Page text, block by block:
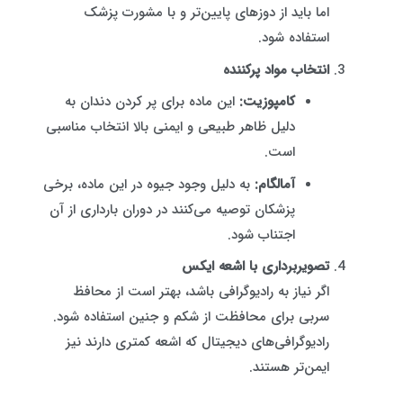
اما باید از دوزهای پایین‌تر و با مشورت پزشک
استفاده شود.
انتخاب مواد پرکننده
کامپوزیت: این ماده برای پر کردن دندان به
دلیل ظاهر طبیعی و ایمنی بالا انتخاب مناسبی
است.
آمالگام: به دلیل وجود جیوه در این ماده، برخی
پزشکان توصیه می‌کنند در دوران بارداری از آن
اجتناب شود.
تصویربرداری با اشعه ایکس
اگر نیاز به رادیوگرافی باشد، بهتر است از محافظ
سربی برای محافظت از شکم و جنین استفاده شود.
رادیوگرافی‌های دیجیتال که اشعه کمتری دارند نیز
ایمن‌تر هستند.